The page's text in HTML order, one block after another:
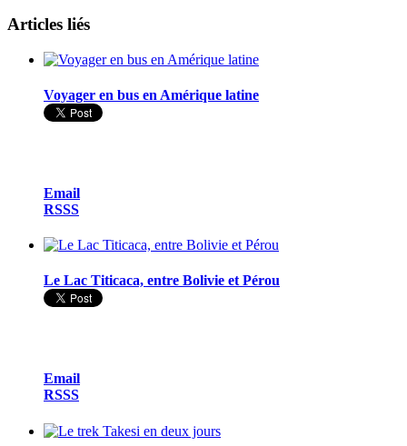
Articles liés
Voyager en bus en Amérique latine
Email
RSSS
Le Lac Titicaca, entre Bolivie et Pérou
Email
RSSS